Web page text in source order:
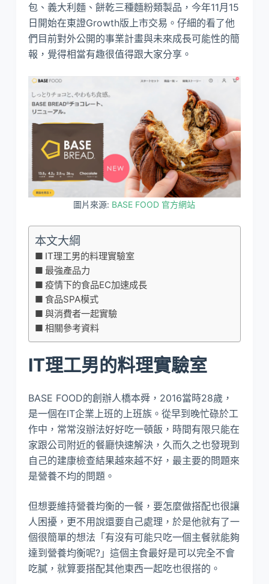
包、義大利麵、餅乾三種麵粉類製品，今年11月15
日開始在東證Growth版上市交易。仔細的看了他
們目前對外公開的事業計畫與未來成長可能性的簡
報，覺得相當有趣很值得跟大家分享。
圖片來源: BASE FOOD 官方網站
本文大綱
IT理工男的料理實驗室
最強產品力
疫情下的食品EC加速成長
食品SPA模式
與消費者一起實驗
相關參考資料
IT理工男的料理實驗室
BASE FOOD的創辦人橋本舜，2016當時28歲，
是一個在IT企業上班的上班族。從早到晚忙碌於工
作中，常常沒辦法好好吃一頓飯，時間有限只能在
家跟公司附近的餐廳快速解決，久而久之也發現到
自己的建康檢查結果越來越不好，最主要的問題來
是營養不均的問題。
但想要維持營養均衡的一餐，要怎麼做搭配也很讓
人困擾，更不用說還要自己處理，於是他就有了一
個很簡單的想法「有沒有可能只吃一個主餐就能夠
達到營養均衡呢?」這個主食最好是可以完全不會
吃膩，就算要搭配其他東西一起吃也很搭的。